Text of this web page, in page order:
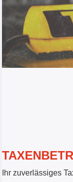
Ihr zuverlässiges